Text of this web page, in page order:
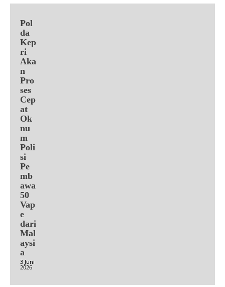
Pol
da
Kep
ri
Aka
n
Pro
ses
Cep
at
Ok
nu
m
Poli
si
Pe
mb
awa
50
Vap
e
dari
Mal
aysi
a
3 Juni
2026